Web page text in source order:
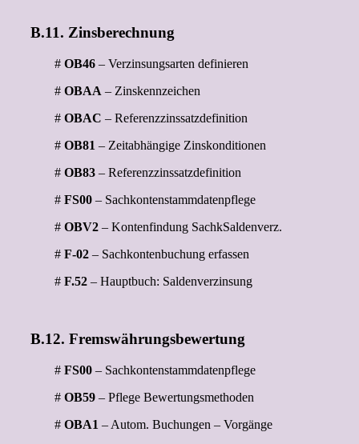
B.11. Zinsberechnung
# OB46 – Verzinsungsarten definieren
# OBAA – Zinskennzeichen
# OBAC – Referenzzinssatzdefinition
# OB81 – Zeitabhängige Zinskonditionen
# OB83 – Referenzzinssatzdefinition
# FS00 – Sachkontenstammdatenpflege
# OBV2 – Kontenfindung SachkSaldenverz.
# F-02 – Sachkontenbuchung erfassen
# F.52 – Hauptbuch: Saldenverzinsung
B.12. Fremswährungsbewertung
# FS00 – Sachkontenstammdatenpflege
# OB59 – Pflege Bewertungsmethoden
# OBA1 – Autom. Buchungen – Vorgänge